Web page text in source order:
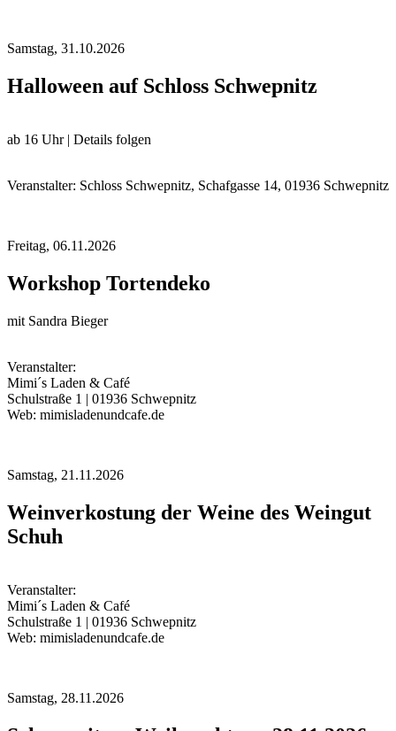
Samstag, 31.10.2026
Halloween auf Schloss Schwepnitz
ab 16 Uhr | Details folgen
Veranstalter: Schloss Schwepnitz, Schafgasse 14, 01936 Schwepnitz
Freitag, 06.11.2026
Workshop Tortendeko
mit Sandra Bieger
Veranstalter:
Mimi´s Laden & Café
Schulstraße 1 | 01936 Schwepnitz
Web: mimisladenundcafe.de
Samstag, 21.11.2026
Weinverkostung der Weine des Weingut
Schuh
Veranstalter:
Mimi´s Laden & Café
Schulstraße 1 | 01936 Schwepnitz
Web: mimisladenundcafe.de
Samstag, 28.11.2026